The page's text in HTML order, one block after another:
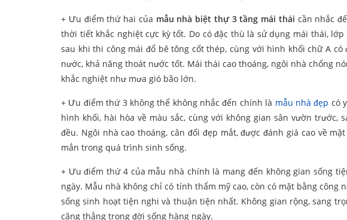
+ Ưu điểm thứ hai của mẫu nhà biệt thự 3 tầng mái thái cần nhắc
thời tiết khắc nghiệt cực kỳ tốt. Do có đặc thù là sử dụng mái thái,
sau khi thi công mái đổ bê tông cốt thép, cùng với hình khối chữ A
nước, khả năng thoát nước tốt. Mái thái cao thoáng, ngôi nhà chống
khắc nghiệt như mưa gió bão lớn.
+ Ưu điểm thứ 3 không thể không nhắc đến chính là mẫu nhà đẹp có
hình khối, hài hòa về màu sắc, cùng với không gian sân vườn
đều. Ngôi nhà cao thoáng, cân đối đẹp mắt, được đánh giá cao về
mắn trong quá trình sinh sống.
+ Ưu điểm thứ 4 của mẫu nhà chính là mang đến không gian sống
ngày. Mẫu nhà không chỉ có tính thẩm mỹ cao, còn có mặt bằng công
sống sinh hoạt tiện nghi và thuận tiện nhất. Không gian rộng, sang
căng thẳng trong đời sống hàng ngày.